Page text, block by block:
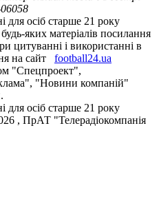
для осіб старше 21 року
яких матеріалів посилання
цитуванні і використанні в
на сайт
football24.ua
"Спецпроект",
"Новини компаній"
для осіб старше 21 року
, ПрАТ "Телерадіокомпанія